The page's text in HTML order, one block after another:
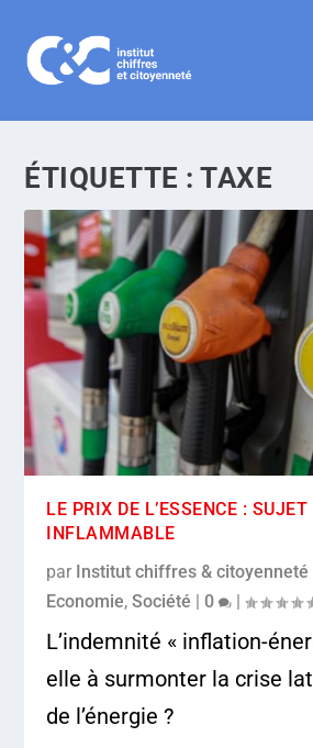
ÉTIQUETTE :TAXE
LE PRIX DE L’ESSENCE :
INFLAMMABLE
par Institut chiffres & citoyenneté
Economie,Société |0 |
L’indemnité « inflation-
elle à surmonter la crise
de l’énergie ?